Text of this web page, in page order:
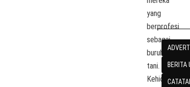
yang
berprofesi
sebagai
buruh
tani.
Kehidupan
BERITA